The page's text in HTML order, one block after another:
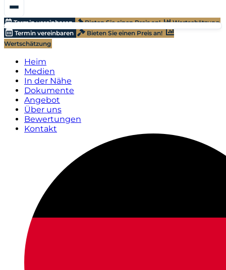
Termin vereinbaren Bieten Sie einen Preis an!
Wertschätzung
Termin vereinbaren
Bieten Sie einen Preis an!
Wertschätzung
Heim
Medien
In der Nähe
Dokumente
Angebot
Über uns
Bewertungen
Kontakt